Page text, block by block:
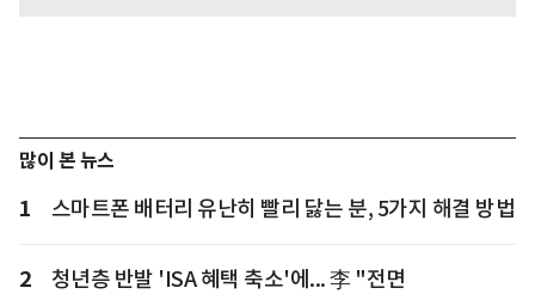
많이 본 뉴스
1 스마트폰 배터리 유난히 빨리 닳는 분, 5가지 해결 방법
2
청년층 반발 'ISA 혜택 축소'에... 李 "전면